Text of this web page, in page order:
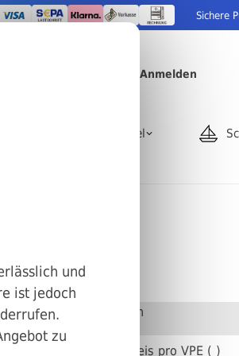
Sichere
Anmelden
Rohrartikel
Stückweise bestellen
Preis pro VPE ( )
und
ist jedoch
zu